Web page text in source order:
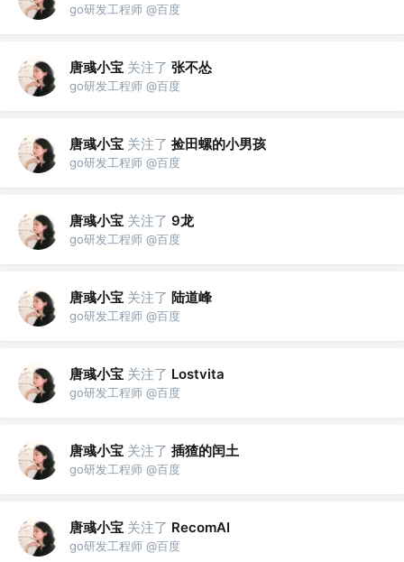
go研发工程师 @百度
唐彧小宝 关注了 张不怂
go研发工程师 @百度
唐彧小宝 关注了 捡田螺的小男孩
go研发工程师 @百度
唐彧小宝 关注了 9龙
go研发工程师 @百度
唐彧小宝 关注了 陆道峰
go研发工程师 @百度
唐彧小宝 关注了 Lostvita
go研发工程师 @百度
唐彧小宝 关注了 插猹的闰土
go研发工程师 @百度
唐彧小宝 关注了 RecomAI
go研发工程师 @百度